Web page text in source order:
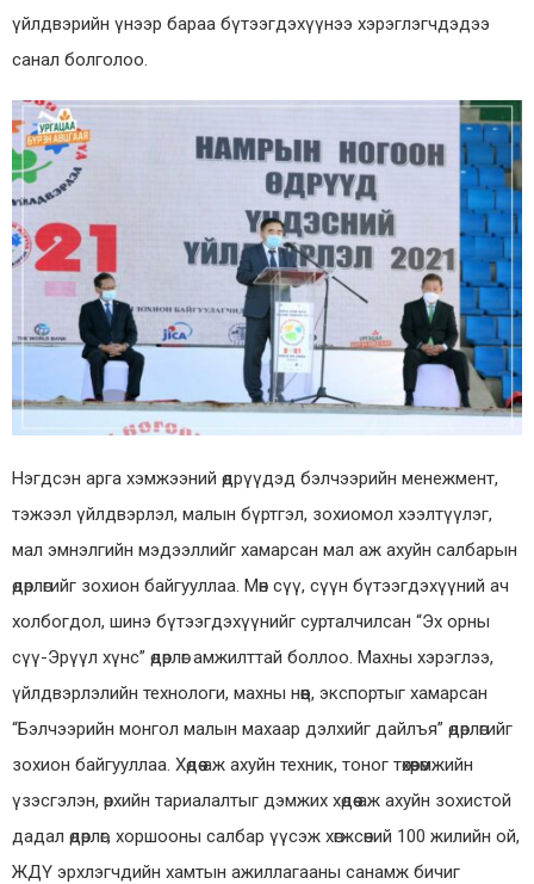
үйлдвэрийн үнээр бараа бүтээгдэхүүнээ хэрэглэгчдэдээ
санал болголоо.
Нэгдсэн арга хэмжээний өдрүүдэд бэлчээрийн менежмент,
тэжээл үйлдвэрлэл, малын бүртгэл, зохиомол хээлтүүлэг,
мал эмнэлгийн мэдээллийг хамарсан мал аж ахуйн салбарын
өдөрлөгийг зохион байгууллаа. Мөн сүү, сүүн бүтээгдэхүүний ач
холбогдол, шинэ бүтээгдэхүүнийг сурталчилсан “Эх орны
сүү-Эрүүл хүнс” өдөрлөг амжилттай боллоо. Махны хэрэглээ,
үйлдвэрлэлийн технологи, махны нөөц, экспортыг хамарсан
“Бэлчээрийн монгол малын махаар дэлхийг дайлъя” өдөрлөгийг
зохион байгууллаа. Хөдөө аж ахуйн техник, тоног төхөөрөмжийн
үзэсгэлэн, өрхийн тариалалтыг дэмжих хөдөө аж ахуйн зохистой
дадал өдөрлөг, хоршооны салбар үүсэж хөгжсөний 100 жилийн ой,
ЖДҮ эрхлэгчдийн хамтын ажиллагааны санамж бичиг